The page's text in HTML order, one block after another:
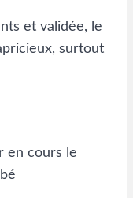
et validée, le
surtout
en cours le